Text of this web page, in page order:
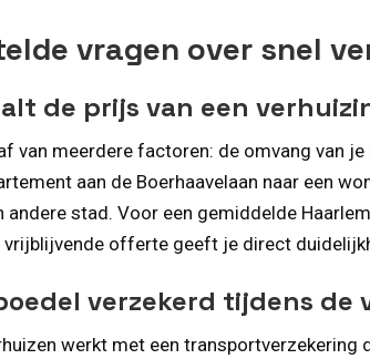
vragen over snel
de prijs van een
van meerdere factoren: de omvang van
aan de Boerhaavelaan naar een
andere stad. Voor een gemiddelde
vrijblijvende offerte geeft je direct
verzekerd tijdens de
werkt met een